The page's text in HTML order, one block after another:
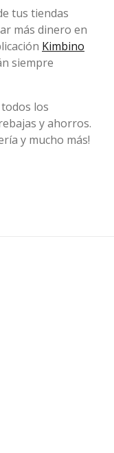
tus tiendas
más dinero en
Kimbino
siempre
los
y ahorros.
y mucho más!